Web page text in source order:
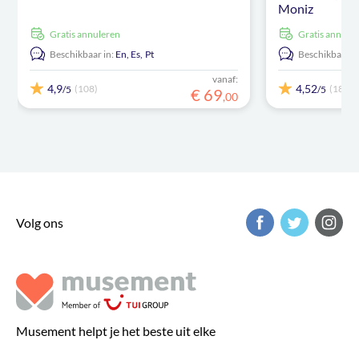
Gratis annuleren
Beschikbaar in: En, Es, Pt
4,9/5 (108)
vanaf:
€ 69,00
Moniz
Gratis
Beschikbaar
4,52/5 (1865)
Volg ons
Musement helpt je het beste uit elke